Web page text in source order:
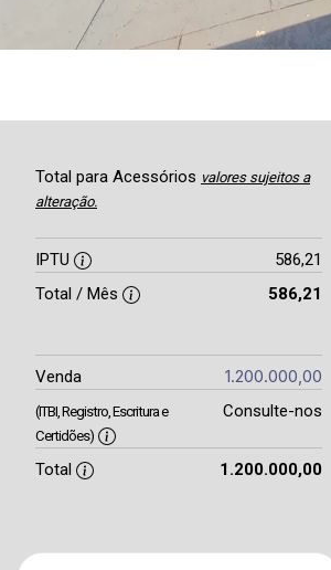
Total para Acessórios valores sujeitos a
alteração.
IPTU
586,21
Total / Mês
586,21
Venda 1.200.000,00
(ITBI, Registro, Escritura e
Certidões)
Consulte-nos
Total 1.200.000,00